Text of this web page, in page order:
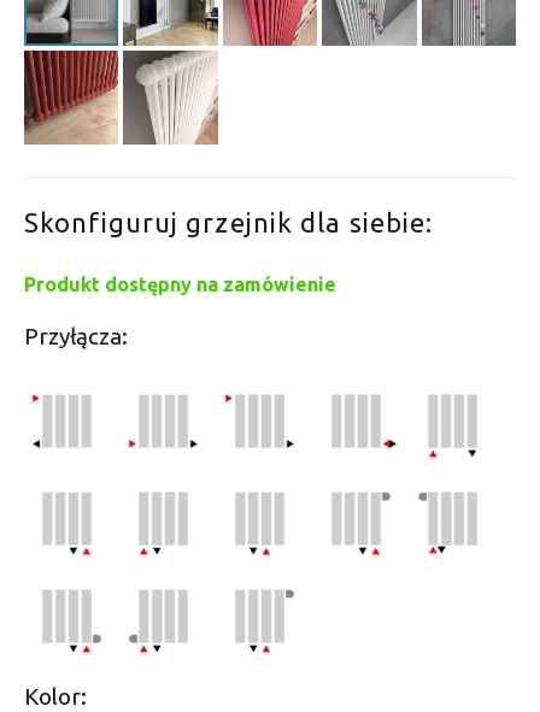
Skonfiguruj grzejnik dla siebie:
Produkt dostępny na zamówienie
Przyłącza:
Kolor: